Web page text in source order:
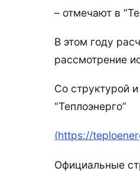
– отмечают в
В этом году
рассмотрение
Со структурой
“Теплоэнерго”
(https://
Официальные